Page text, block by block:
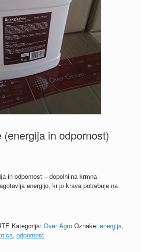
(energija in odpornost)
in odpornost – dopolnilna krmna
energijo, ki jo krava potrebuje na
Kategorija: Over Agro Oznake: energija,
, odpornost